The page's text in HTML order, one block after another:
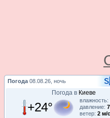
Погода 08.08.26, ночь
Погода в Киеве
+24° влажность:
давление:
ветер: 2 м/